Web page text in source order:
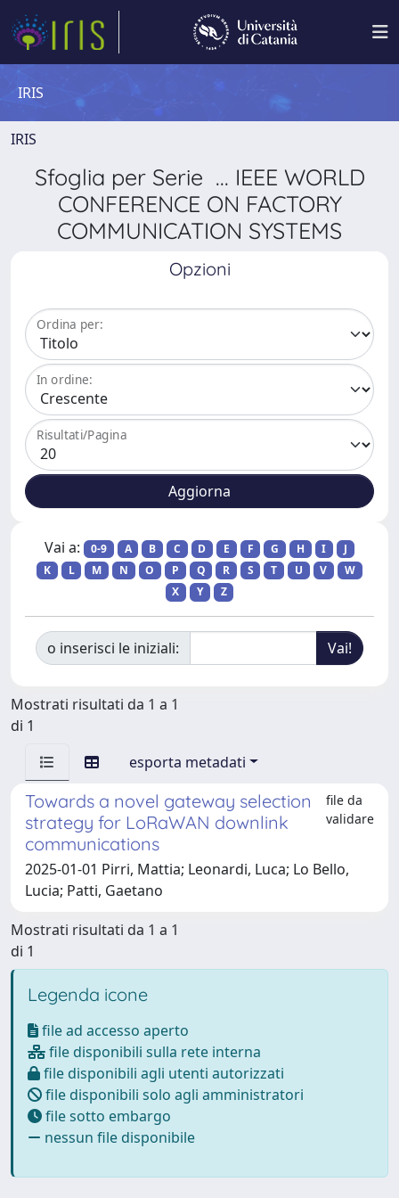
IRIS
IRIS
Sfoglia per Serie ... IEEE WORLD
CONFERENCE ON FACTORY
COMMUNICATION SYSTEMS
Opzioni
Ordina per:
In ordine:
Risultati/Pagina
Vai a: 0-9 A B C D E F G H I
J
K
L M N O P Q R S T U V
W
X
Y Z
o inserisci le iniziali:
Mostrati risultati da 1 a 1
di 1
esporta metadati
Towards a novel gateway selection
strategy for LoRaWAN downlink
communications
file da
validare
2025-01-01 Pirri, Mattia; Leonardi, Luca; Lo Bello,
Lucia; Patti, Gaetano
Mostrati risultati da 1 a 1
di 1
Legenda icone
file ad accesso aperto
file disponibili sulla rete interna
file disponibili agli utenti autorizzati
file disponibili solo agli amministratori
file sotto embargo
nessun file disponibile